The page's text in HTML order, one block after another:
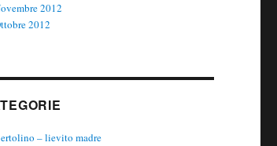
2012
2012
– lievito madre